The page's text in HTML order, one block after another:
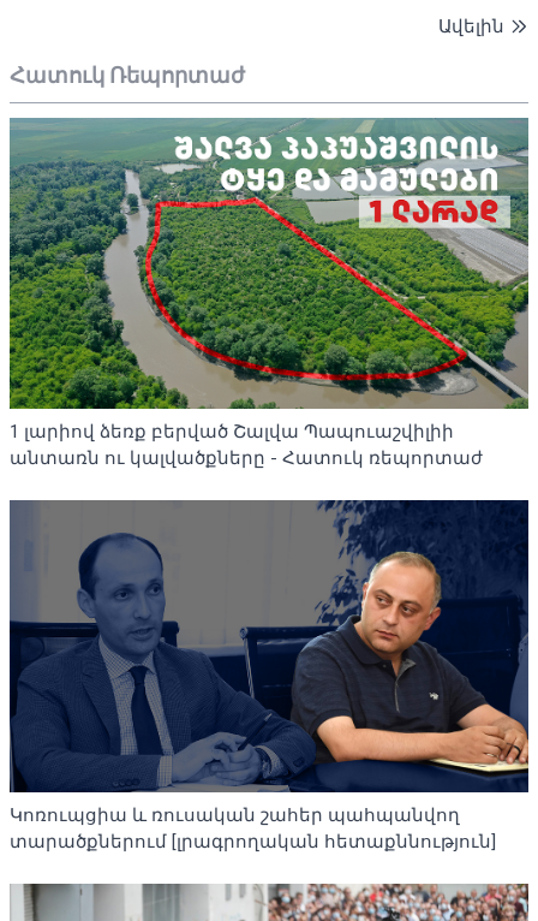
Ավելին
Հատուկ Ռեպորտաժ
1 լարիով ձեռք բերված Շալվա Պապուաշվիլիի
անտառն ու կալվածքները - Հատուկ ռեպորտաժ
Կոռուպցիա և ռուսական շահեր պահպանվող
տարածքներում [լրագրողական հետաքննություն]